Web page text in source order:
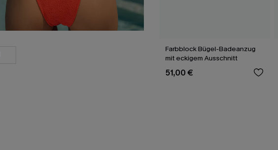
Farbblock Bügel-Badeanzug
mit eckigem Ausschnitt
51,00 €